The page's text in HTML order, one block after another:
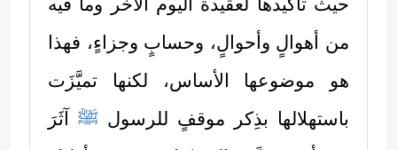
من أهوالٍ وأحوالٍ، وحسابٍ وجزاءٍ، فهذا
هو موضوعها الأساس، لكنها تميَّزَت
باستهلالها بذِكر موقفٍ للرسول ﷺ آثَرَ